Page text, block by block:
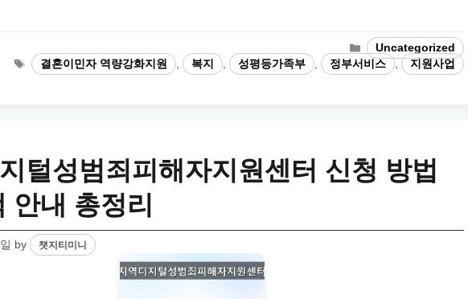
Categories
Uncategorized
Tags결혼이민자 역량강화지원 , 복지 , 성평등가족부 , 정부서비스 , 지원사업
털성범죄피해자지원센터 신청 방법
안내 총정리
by 챗지티미니